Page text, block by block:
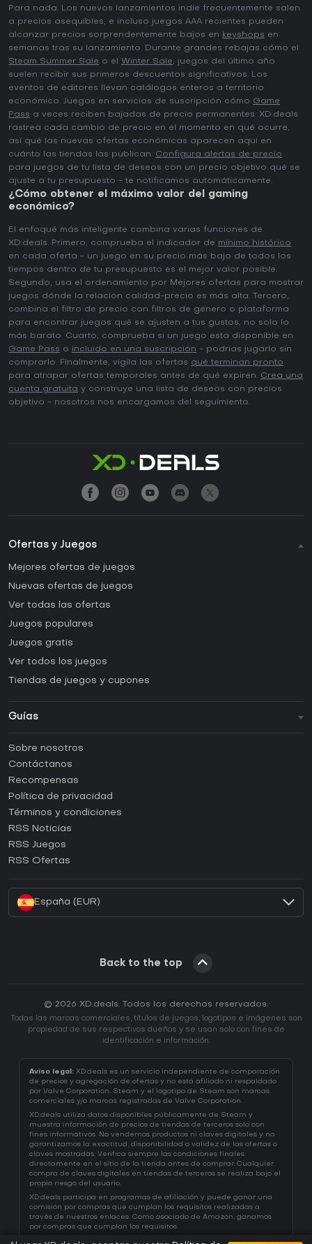
Para nada. Los nuevos lanzamientos indie frecuentemente salen
a precios asequibles, e incluso juegos AAA recientes pueden
alcanzar precios sorprendentemente bajos en keyshops en
semanas tras su lanzamiento. Durante grandes rebajas cómo el
Steam Summer Sale o el Winter Sale, juegos del último año
suelen recibir sus primeros descuentos significativos. Los
eventos de editores llevan catálogos enteros a territorio
económico. Juegos en servicios de suscripción cómo Game
Pass a veces reciben bajadas de precio permanentes. XD.deals
rastrea cada cambio de precio en el momento en qué ocurre,
así qué las nuevas ofertas económicas aparecen aqui en
cuánto las tiendas las publican. Configura alertas de precio
para juegos de tu lista de deseos con un precio objetivo qué se
ajuste a tu presupuesto - te notificamos automáticamente.
¿Cómo obtener el máximo valor del gaming
económico?
El enfoqué más inteligente combina varias funciones de
XD.deals. Primero, comprueba el indicador de mínimo histórico
en cada oferta - un juego en su precio más bajo de todos los
tiempos dentro de tu presupuesto es el mejor valor posible.
Segundo, usa el ordenamiento por Mejores ofertas para mostrar
juegos dónde la relacion calidad-precio es más alta. Tercero,
combina el filtro de precio con filtros de género o plataforma
para encontrar juegos qué se ajusten a tus gustos, no solo lo
más barato. Cuarto, comprueba si un juego esta disponible en
Game Pass o incluido en una suscripción - podrias jugarlo sin
comprarlo. Finalmente, vigila las ofertas qué terminan pronto
para atrapar ofertas temporales antes de qué expiren. Crea una
cuenta gratuita y construye una lista de deseos con precios
objetivo - nosotros nos encargamos del seguimiento.
Ofertas y Juegos
Mejores ofertas de juegos
Nuevas ofertas de juegos
Ver todas las ofertas
Juegos populares
Juegos gratis
Ver todos los juegos
Tiendas de juegos y cupones
Guías
Guías y tutoriales
¿Cómo activar una CD Key de Steam?
¿Cómo activar una CD Key de Epic Games?
¿Cómo activar una CD Key de GOG?
¿Cómo activar una CD Key de Ubisoft Connect?
¿Cómo activar una CD Key de EA App?
Sobre nosotros
Contáctanos
Recompensas
Política de privacidad
Términos y condiciones
RSS Noticias
RSS Juegos
RSS Ofertas
España (EUR)
Back to the top
© 2026 XD.deals. Todos los derechos reservados.
Todas las marcas comerciales, títulos de juegos, logotipos e imágenes son
propiedad de sus respectivos dueños y se usan solo con fines de
identificación e información.
Aviso legal: XD.deals es un servicio independiente de comparación
de precios y agregación de ofertas y no está afiliado ni respaldado
por Valve Corporation. Steam y el logotipo de Steam son marcas
comerciales y/o marcas registradas de Valve Corporation.
XD.deals utiliza datos disponibles públicamente de Steam y
muestra información de precios de tiendas de terceros solo con
fines informativos. No vendemos productos ni claves digitales y no
garantizamos la exactitud, disponibilidad o validez de las ofertas o
claves mostradas. Verifica siempre las condiciones finales
directamente en el sitio de la tienda antes de comprar. Cualquier
compra de claves digitales en tiendas de terceros se realiza bajo el
propio riesgo del usuario.
XD.deals participa en programas de afiliación y puede ganar una
comisión por compras que cumplan los requisitos realizadas a
través de nuestros enlaces. Como asociado de Amazon, ganamos
por compras que cumplan los requisitos.